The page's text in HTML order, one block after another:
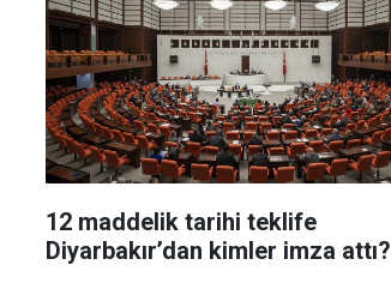
12 maddelik tarihi teklife
Diyarbakır’dan kimler imza attı?